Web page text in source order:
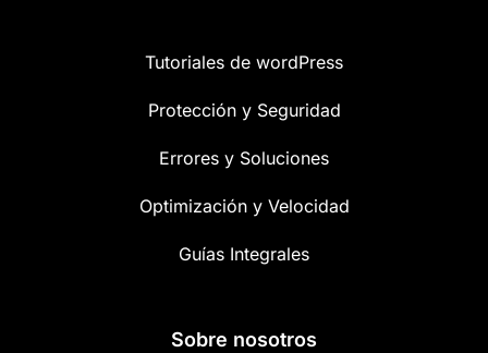
Tutoriales de wordPress
Protección y Seguridad
Errores y Soluciones
Optimización y Velocidad
Guías Integrales
Sobre nosotros